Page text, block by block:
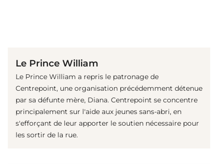
Le Prince William
Le Prince William a repris le patronage de
Centrepoint, une organisation précédemment détenue
par sa défunte mère, Diana. Centrepoint se concentre
principalement sur l'aide aux jeunes sans-abri, en
s'efforçant de leur apporter le soutien nécessaire pour
les sortir de la rue.